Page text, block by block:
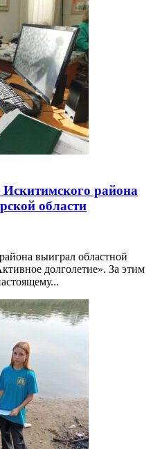
Искитимского района
области
выиграл областной
долголетие». За этим